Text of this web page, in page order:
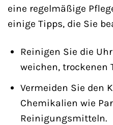
eine regelmäßige
einige Tipps, die Sie
Reinigen Sie die
weichen, trockenen
Vermeiden Sie den
Chemikalien wie
Reinigungsmitteln.